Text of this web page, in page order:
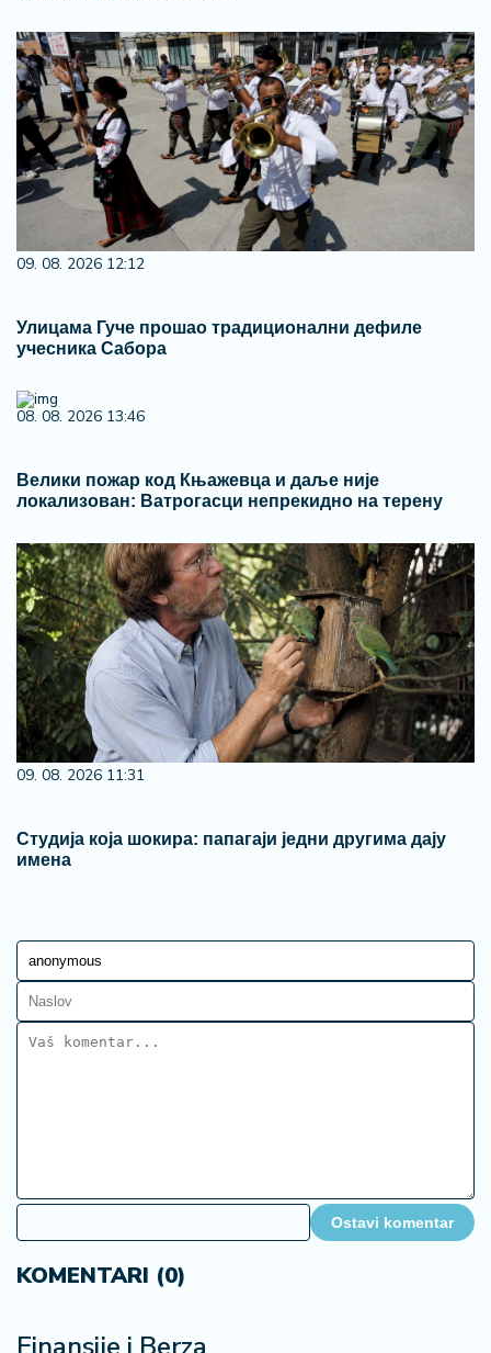
09. 08. 2026 12:12
Улицама Гуче прошао традиционални дефиле
учесника Сабора
08. 08. 2026 13:46
Велики пожар код Књажевца и даље није
локализован: Ватрогасци непрекидно на терену
09. 08. 2026 11:31
Студија која шокира: папагаји једни другима дају
имена
Ostavi komentar
KOMENTARI (0)